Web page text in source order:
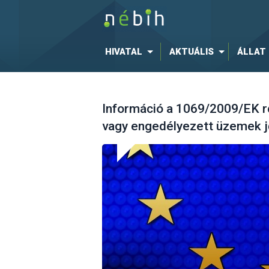
HIVATAL AKTUÁLIS ÁLLAT
Információ a 1069/2009/EK
vagy engedélyezett üzemek